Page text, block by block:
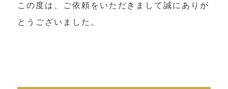
お問い合わせ
この度は、ご依頼をいただきまして誠にありが
とうございました。